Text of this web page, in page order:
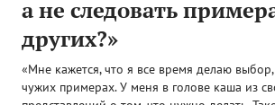
а не следовать
других?»
«Мне кажется, что я все время делаю
чужих примерах. У меня в голове каша из